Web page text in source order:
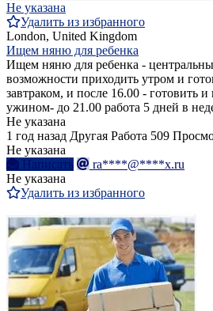
Не указана
Удалить из избранного
London, United Kingdom
Ищем няню для ребенка
Ищем няню для ребенка -
возможности приходить утром и
завтраком, и после 16.00 - готовить и
ужином- до 21.00 работа 5 дней в
Не указана
1 год назад Другая Работа 509
Не указана
Написать
ra****@****x.ru
Не указана
Удалить из избранного